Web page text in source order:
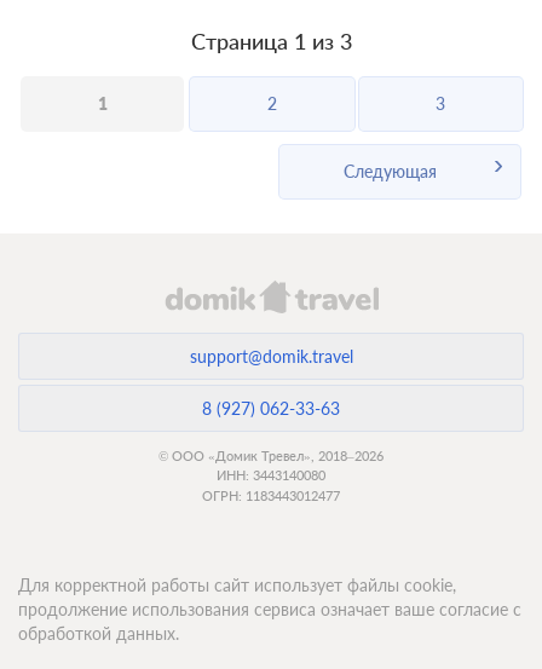
Страница 1 из 3
1 2 3
Следующая
support@domik.travel
8 (927) 062-33-63
© ООО «Домик Тревел», 2018–2026
ИНН: 3443140080
ОГРН: 1183443012477
Для корректной работы сайт использует файлы cookie,
продолжение использования сервиса означает ваше согласие с
обработкой данных.